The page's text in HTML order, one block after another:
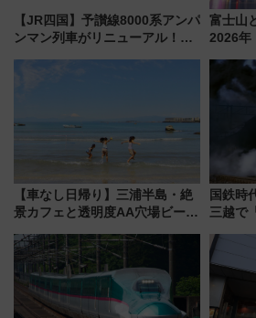
【JR四国】予讃線8000系アンパ
ンマン列車がリニューアル！内
今年12月
富士山
2026年
【車なし日帰り】三浦半島・絶
景カフェと透明度AA穴場ビーチ
用してストレスフリー旅へ行こ
う！
国鉄時
三越で
敬の名
同時開